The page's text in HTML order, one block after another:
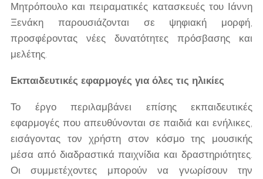
Μητρόπουλο και πειραματικές κατασκευές του Ιάννη
Ξενάκη παρουσιάζονται σε ψηφιακή μορφή,
προσφέροντας νέες δυνατότητες πρόσβασης και
μελέτης.
Εκπαιδευτικές εφαρμογές για όλες τις ηλικίες
Το έργο περιλαμβάνει επίσης εκπαιδευτικές
εφαρμογές που απευθύνονται σε παιδιά και ενήλικες,
εισάγοντας τον χρήστη στον κόσμο της μουσικής
μέσα από διαδραστικά παιχνίδια και δραστηριότητες.
Οι συμμετέχοντες μπορούν να γνωρίσουν την